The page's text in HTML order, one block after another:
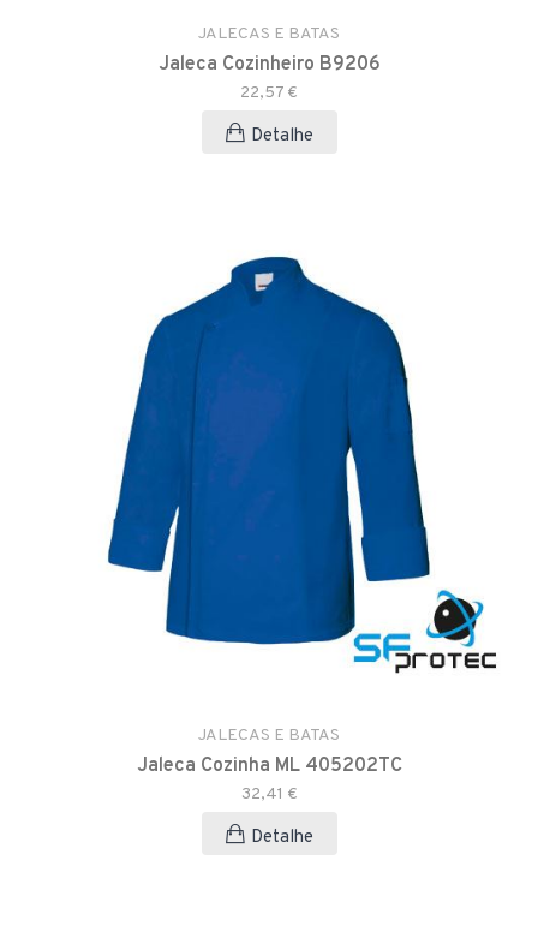
JALECAS E BATAS
Jaleca Cozinheiro B9206
22,57 €
Detalhe
JALECAS E BATAS
Jaleca Cozinha ML 405202TC
32,41 €
Detalhe